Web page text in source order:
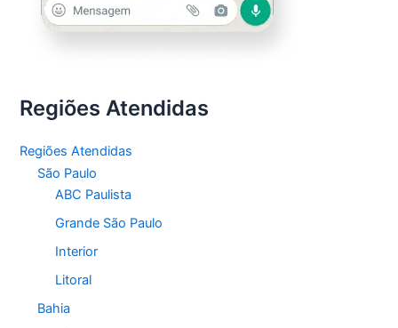
Regiões Atendidas
Regiões Atendidas
São Paulo
ABC Paulista
Grande São Paulo
Interior
Litoral
Bahia